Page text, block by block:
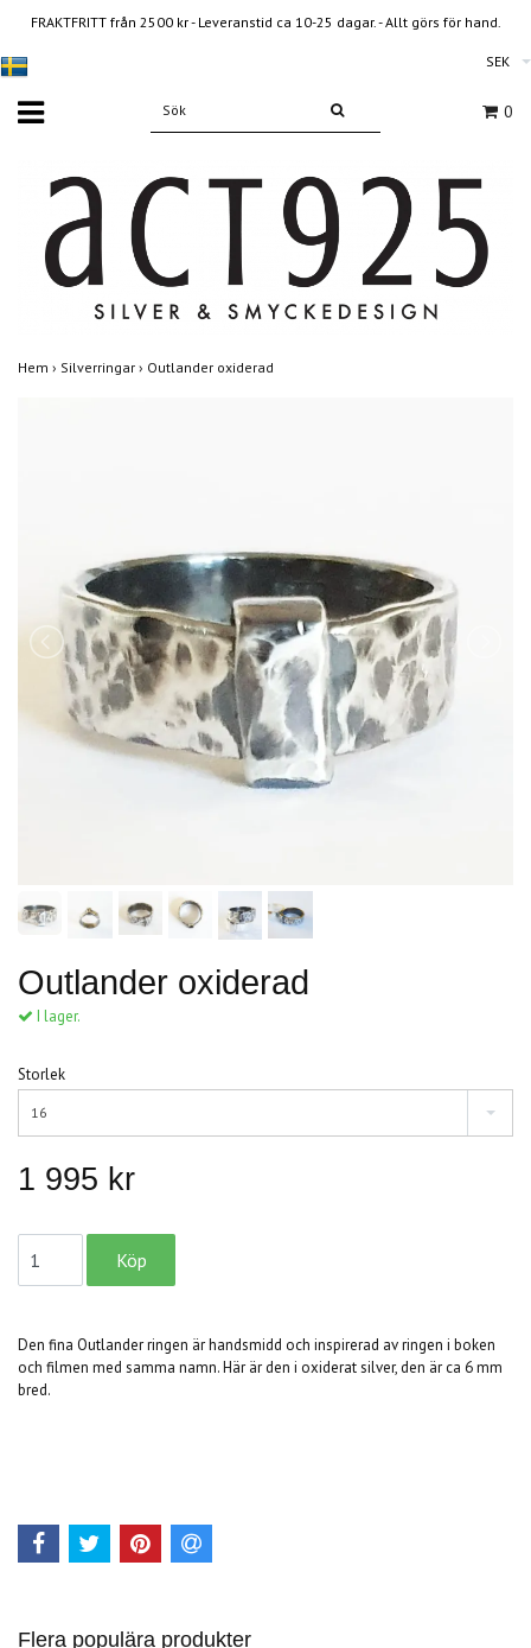
FRAKTFRITT från 2500 kr - Leveranstid ca 10-25 dagar. - Allt görs för hand.
SEK
0
Hem › Silverringar › Outlander oxiderad
Outlander oxiderad
I lager.
Storlek
16
1 995 kr
Den fina Outlander ringen är handsmidd och inspirerad av ringen i boken
och filmen med samma namn. Här är den i oxiderat silver, den är ca 6 mm
bred.
Flera populära produkter